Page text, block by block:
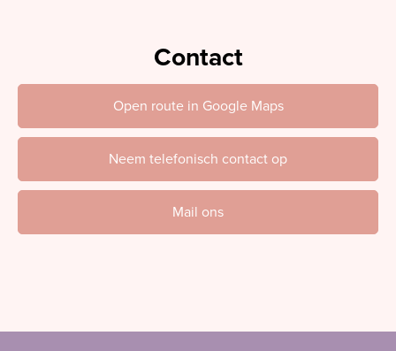
Contact
Open route in Google Maps
Neem telefonisch contact op
Mail ons